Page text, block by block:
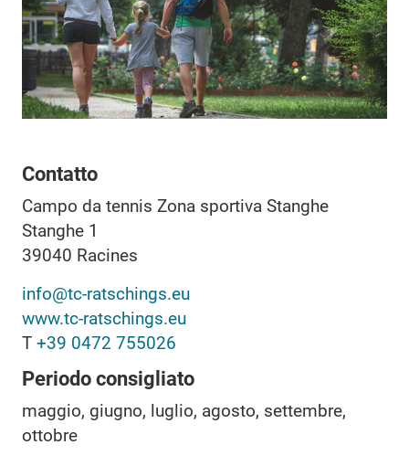
Contatto
Campo da tennis Zona sportiva Stanghe
Stanghe 1
39040 Racines
info@tc-ratschings.eu
www.tc-ratschings.eu
T +39 0472 755026
Periodo consigliato
maggio, giugno, luglio, agosto, settembre,
ottobre